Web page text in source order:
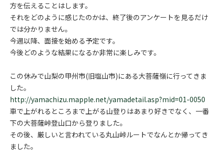
方を伝えることはします。
それをどのように感じたのかは、終了後のアンケートを見るだけ
では分かりません。
今週以降、面接を始める予定です。
今後どのような結果になるか非常に楽しみです。
この休みで山梨の甲州市(旧塩山市)にある大菩薩嶺に行ってきま
した。
http://yamachizu.mapple.net/yamadetail.asp?mid=01-0050
車で上がれるところまで上がる山登りはあまり好きでなく、一番
下の大菩薩峠登山口から登りました。
その後、厳しいと言われている丸山峠ルートでなんとか帰ってき
ました。